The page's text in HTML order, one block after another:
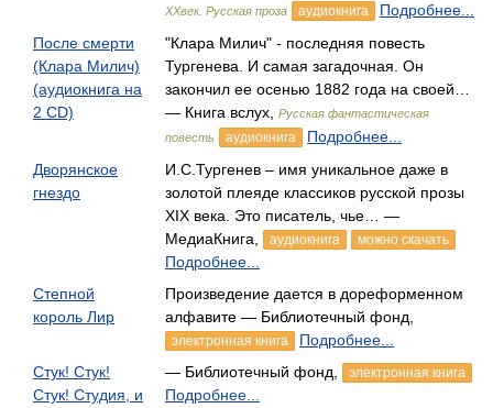
XXвек. Русская проза аудиокнига
Подробнее...
После смерти
(Клара Милич)
(аудиокнига на
2 CD)
"Клара Милич" - последняя повесть
Тургенева. И самая загадочная. Он
закончил ее осенью 1882 года на своей…
— Книга вслух,
Русская фантастическая
повесть
аудиокнига
Подробнее...
Дворянское
гнездо
И.С.Тургенев – имя уникальное даже в
золотой плеяде классиков русской прозы
XIX века. Это писатель, чье… —
МедиаКнига,
аудиокнига можно скачать
Подробнее...
Степной
король Лир
Произведение дается в дореформенном
алфавите — Библиотечный фонд,
электронная книга
Подробнее...
Стук! Стук!
Стук! Студия, и
— Библиотечный фонд, электронная книга
Подробнее...